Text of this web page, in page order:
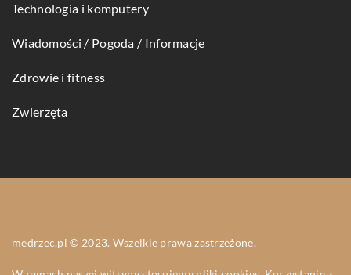
Technologia i komputery
Wiadomości / Pogoda / Informacje
Zdrowie i fitness
Zwierzęta
medrzec.pl © 2023. Wszelkie prawa zastrzeżone.